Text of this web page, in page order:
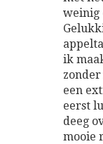
weinig
ik
een
eerst
deeg
mooie